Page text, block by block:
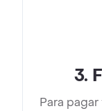
3.
Para